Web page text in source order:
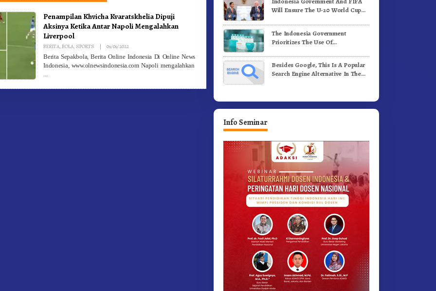
Penampilan Khvicha Kvaratskhelia Dipuji
Aksinya Ketika Antar Napoli Mengalahkan
Liverpool
BERITA,BOLA, SPORTS | 09/09/2022By
Berita Sepakbola, Berita Online Indonesia Di Online News
Indonesia, www.olnewsindonesia.com Napoli mengalahkan
Will Ensure The U-20 World Cup
Standards
The Indonesia Government
Prioritizes The Use Of
Vaccines
Besides Google, This Is A Popular
Search Engine Alternative In The
Info Seminar